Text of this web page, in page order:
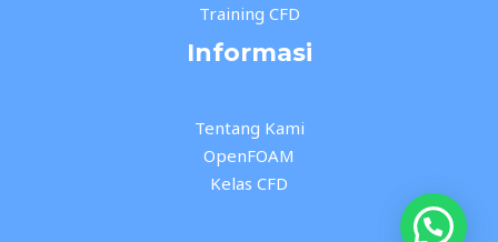
Training CFD
Informasi
Tentang Kami
OpenFOAM
Kelas CFD